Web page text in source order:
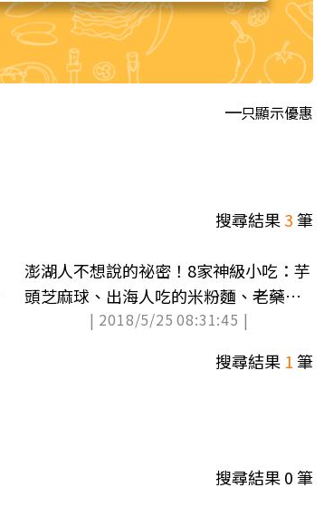
只顯示優惠
搜尋結果3筆
澎湖人不想說的祕密！8家神級小吃：芋
頭芝麻球、出海人吃的米粉麵、老藥行
大補蛋、鐵皮屋韭菜盒
| 2018/5/25 08:31:45 |
搜尋結果 1筆
搜尋結果0筆